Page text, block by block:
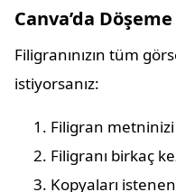
Canva’da
Filigranınızın tüm
istiyorsanız:
Filigran
Filigranı birkaç
Kopyaları